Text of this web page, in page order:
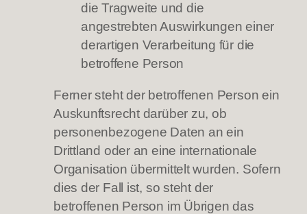
die Tragweite und die
angestrebten Auswirkungen einer
derartigen Verarbeitung für die
betroffene Person
Ferner steht der betroffenen Person ein
Auskunftsrecht darüber zu, ob
personenbezogene Daten an ein
Drittland oder an eine internationale
Organisation übermittelt wurden. Sofern
dies der Fall ist, so steht der
betroffenen Person im Übrigen das